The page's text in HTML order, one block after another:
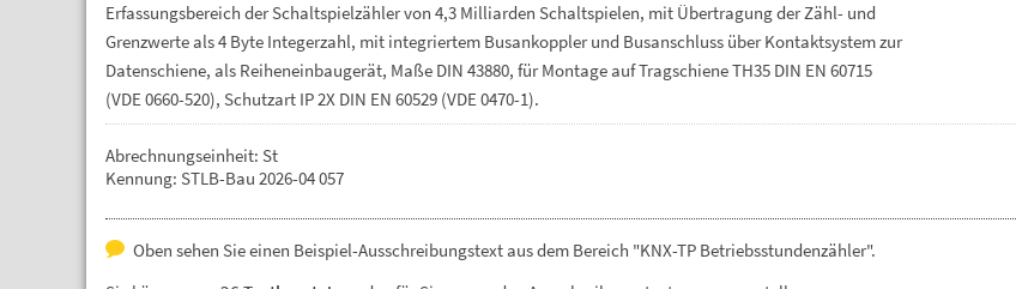
Erfassungsbereich derSchaltspielzählervon 4,3 Milliarden Schaltspielen, mit ÜbertragungderZähl- und
Grenzwerteals4 Byte Integerzahl, mit integriertem Busankopplerund Busanschluss überKontaktsystemzur
Datenschiene, als Reiheneinbaugerät, Maße DIN 43880, fürMontageaufTragschieneTH35 DIN EN 60715
(VDE0660-520), Schutzart IP2X DIN EN 60529 (VDE0470-1).
Abrechnungseinheit: St
Kennung: STLB-Bau 2026-04 057
Oben sehen Sie einen Beispiel-Ausschreibungstext aus dem Bereich "KNX-TP Betriebsstundenzähler".